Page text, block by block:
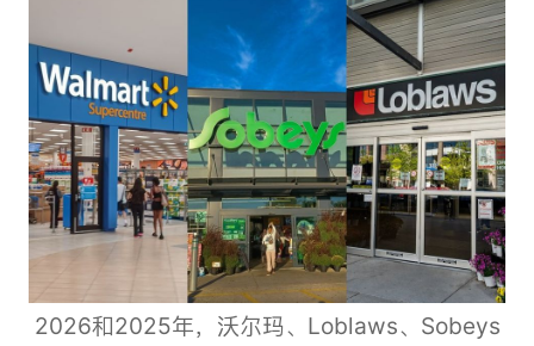
2026和2025年，沃尔玛、Loblaws、Sobeys